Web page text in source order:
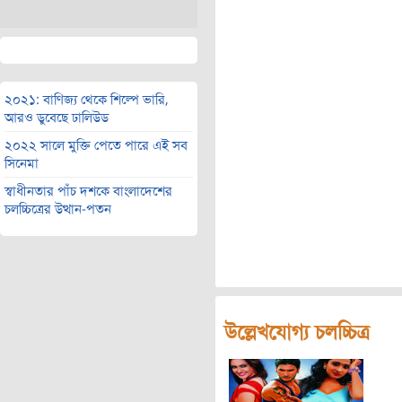
২০২১: বাণিজ্য থেকে শিল্পে ভারি,
আরও ডুবেছে ঢালিউড
২০২২ সালে মুক্তি পেতে পারে এই সব
সিনেমা
স্বাধীনতার পাঁচ দশকে বাংলাদেশের
চলচ্চিত্রের উত্থান-পতন
উল্লেখযোগ্য চলচ্চিত্র